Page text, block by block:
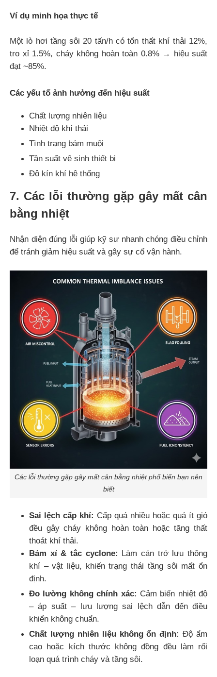
Ví dụ minh họa thực tế
Một lò hơi tầng sôi 20 tấn/h có tổn thất khí thải 12%,
tro xỉ 1.5%, cháy không hoàn toàn 0.8% → hiệu suất
đạt ~85%.
Các yếu tố ảnh hưởng đến hiệu suất
Chất lượng nhiên liệu
Nhiệt độ khí thải
Tình trạng bám muội
Tần suất vệ sinh thiết bị
Độ kín khí hệ thống
7. Các lỗi thường gặp gây mất cân
bằng nhiệt
Nhận diện đúng lỗi giúp kỹ sư nhanh chóng điều chỉnh
để tránh giảm hiệu suất và gây sự cố vận hành.
Các lỗi thường gặp gây mất cân bằng nhiệt phổ biến bạn nên
biết
Sai lệch cấp khí: Cấp quá nhiều hoặc quá ít gió
đều gây cháy không hoàn toàn hoặc tăng thất
thoát khí thải.
Bám xỉ & tắc cyclone: Làm cản trở lưu thông
khí – vật liệu, khiến trạng thái tầng sôi mất ổn
định.
Đo lường không chính xác: Cảm biến nhiệt độ
– áp suất – lưu lượng sai lệch dẫn đến điều
khiển không chuẩn.
Chất lượng nhiên liệu không ổn định:Độ ẩm
cao hoặc kích thước không đồng đều làm rối
loạn quá trình cháy và tầng sôi.